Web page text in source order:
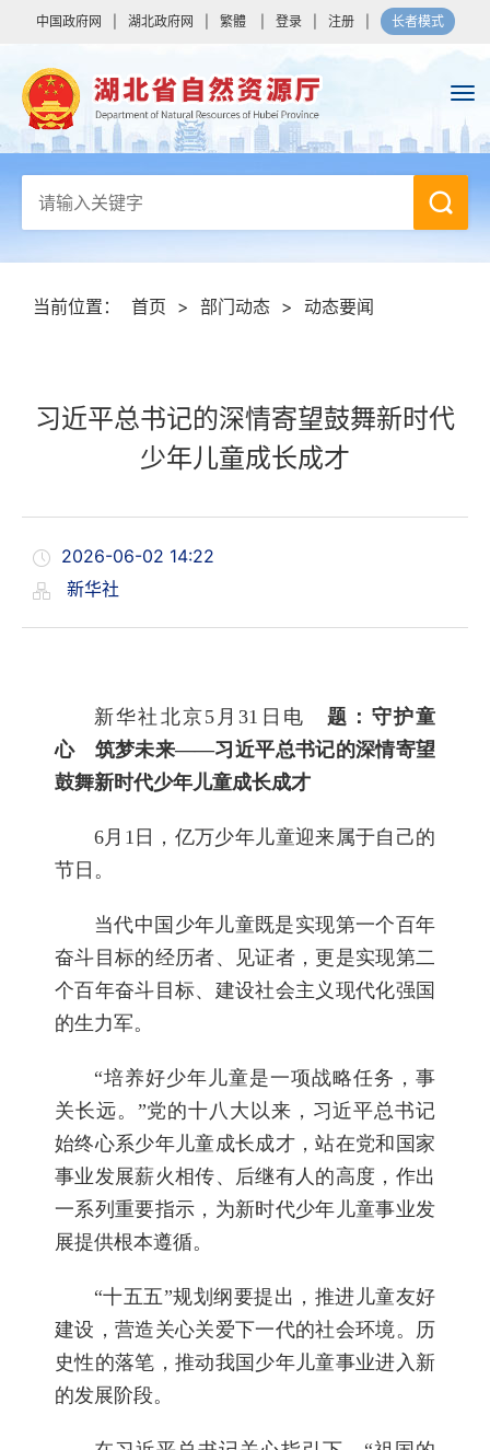
中国政府网 湖北政府网 繁體 登录 注册 长者模式
当前位置： 首页 > 部门动态 > 动态要闻
习近平总书记的深情寄望鼓舞新时代
少年儿童成长成才
2026-06-02 14:22
新华社
新华社北京5月31日电 题：守护童
心 筑梦未来——习近平总书记的深情寄望
鼓舞新时代少年儿童成长成才
6月1日，亿万少年儿童迎来属于自己的
节日。
当代中国少年儿童既是实现第一个百年
奋斗目标的经历者、见证者，更是实现第二
个百年奋斗目标、建设社会主义现代化强国
的生力军。
“培养好少年儿童是一项战略任务，事
关长远。”党的十八大以来，习近平总书记
始终心系少年儿童成长成才，站在党和国家
事业发展薪火相传、后继有人的高度，作出
一系列重要指示，为新时代少年儿童事业发
展提供根本遵循。
“十五五”规划纲要提出，推进儿童友好
建设，营造关心关爱下一代的社会环境。历
史性的落笔，推动我国少年儿童事业进入新
的发展阶段。